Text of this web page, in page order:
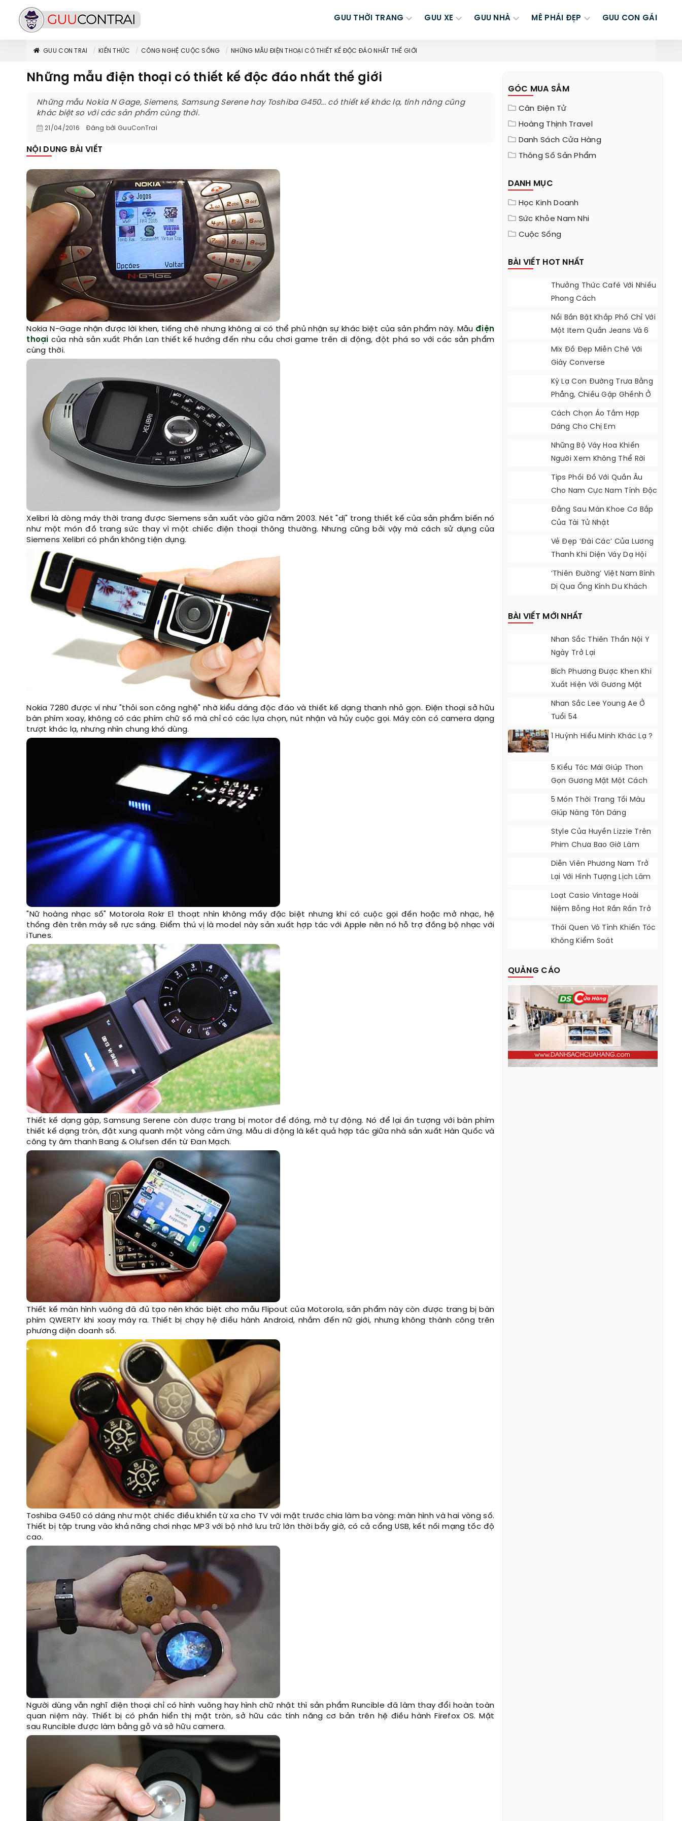
GUU THỜI TRANG GUU XE GUU NHÀ MÊ PHÁI ĐẸP GUU CON GÁI
GUU CON TRAI KIẾN THỨC CÔNG NGHỆ CUỘC SỐNG NHỮNG MẪU ĐIỆN THOẠI CÓ THIẾT KẾ ĐỘC ĐÁO NHẤT THẾ GIỚI
Những mẫu điện thoại có thiết kế độc đáo nhất thế giới
Những mẫu Nokia N Gage, Siemens, Samsung Serene hay Toshiba G450... có thiết kế khác lạ, tính năng cũng
khác biệt so với các sản phẩm cùng thời.
21/04/2016 Đăng bởi GuuConTrai
NỘI DUNG BÀI VIẾT
Nokia N-Gage nhận được lời khen, tiếng chê nhưng không ai có thể phủ nhận sự khác biệt của sản phẩm này. Mẫu điện
thoại của nhà sản xuất Phần Lan thiết kế hướng đến nhu cầu chơi game trên di động, đột phá so với các sản phẩm
cùng thời.
Xelibri là dòng máy thời trang được Siemens sản xuất vào giữa năm 2003. Nét "dị" trong thiết kế của sản phẩm biến nó
như một món đồ trang sức thay vì một chiếc điện thoại thông thường. Nhưng cũng bởi vậy mà cách sử dụng của
Siemens Xelibri có phần không tiện dụng.
Nokia 7280 được ví như "thỏi son công nghệ" nhờ kiểu dáng độc đáo và thiết kế dạng thanh nhỏ gọn. Điện thoại sở hữu
bàn phím xoay, không có các phím chữ số mà chỉ có các lựa chọn, nút nhận và hủy cuộc gọi. Máy còn có camera dạng
trượt khác lạ, nhưng nhìn chung khó dùng.
"Nữ hoàng nhạc số" Motorola Rokr E1 thoạt nhìn không mấy đặc biệt nhưng khi có cuộc gọi đến hoặc mở nhạc, hệ
thống đèn trên máy sẽ rực sáng. Điểm thú vị là model này sản xuất hợp tác với Apple nên nó hỗ trợ đồng bộ nhạc với
iTunes.
Thiết kế dạng gập, Samsung Serene còn được trang bị motor để đóng, mở tự động. Nó để lại ấn tượng với bàn phím
thiết kế dạng tròn, đặt xung quanh một vòng cảm ứng. Mẫu di động là kết quả hợp tác giữa nhà sản xuất Hàn Quốc và
công ty âm thanh Bang & Olufsen đến từ Đan Mạch.
Thiết kế màn hình vuông đã đủ tạo nên khác biệt cho mẫu Flipout của Motorola, sản phẩm này còn được trang bị bàn
phím QWERTY khi xoay máy ra. Thiết bị chạy hệ điều hành Android, nhắm đến nữ giới, nhưng không thành công trên
phương diện doanh số.
Toshiba G450 có dáng như một chiếc điều khiển từ xa cho TV với mặt trước chia làm ba vòng: màn hình và hai vòng số.
Thiết bị tập trung vào khả năng chơi nhạc MP3 với bộ nhớ lưu trữ lớn thời bấy giờ, có cả cổng USB, kết nối mạng tốc độ
cao.
Người dùng vẫn nghĩ điện thoại chỉ có hình vuông hay hình chữ nhật thì sản phẩm Runcible đã làm thay đổi hoàn toàn
quan niệm này. Thiết bị có phần hiển thị mặt tròn, sở hữu các tính năng cơ bản trên hệ điều hành Firefox OS. Mặt
sau Runcible được làm bằng gỗ và sở hữu camera.
GÓC MUA SẮM
Cân Điện Tử
Hoàng Thịnh Travel
Danh Sách Cửa Hàng
Thông Số Sản Phẩm
DANH MỤC
Học Kinh Doanh
Sức Khỏe Nam Nhi
Cuộc Sống
BÀI VIẾT HOT NHẤT
Thưởng Thức Café Với Nhiều
Phong Cách
Nổi Bần Bật Khắp Phố Chỉ Với
Một Item Quần Jeans Và 6
Tips Phối Đồ Mạnh Mẽ
Mix Đồ Đẹp Miễn Chê Với
Giày Converse
Kỳ Lạ Con Đường Trưa Bằng
Phẳng, Chiều Gập Ghềnh Ở
California
Cách Chọn Áo Tắm Hợp
Dáng Cho Chị Em
Những Bộ Váy Hoa Khiến
Người Xem Không Thể Rời
Mắt
Tips Phối Đồ Với Quần Âu
Cho Nam Cực Nam Tính Độc
Đáo
Đằng Sau Màn Khoe Cơ Bắp
Của Tài Tử Nhật
Vẻ Đẹp ‘đài Các’ Của Lương
Thanh Khi Diện Váy Dạ Hội
‘Thiên Đường’ Việt Nam Bình
Dị Qua Ống Kính Du Khách
BÀI VIẾT MỚI NHẤT
Nhan Sắc Thiên Thần Nội Y
Ngày Trở Lại
Bích Phương Được Khen Khi
Xuất Hiện Với Gương Mặt
Khác Lạ
Nhan Sắc Lee Young Ae Ở
Tuổi 54
1 Huỳnh Hiểu Minh Khác Lạ ?
5 Kiểu Tóc Mái Giúp Thon
Gọn Gương Mặt Một Cách
Tự Nhiên
5 Món Thời Trang Tối Màu
Giúp Nàng Tôn Dáng
Style Của Huyền Lizzie Trên
Phim Chưa Bao Giờ Làm
Khán Giả Thất Vọng
Diễn Viên Phương Nam Trở
Lại Với Hình Tượng Lịch Lãm
Loạt Casio Vintage Hoài
Niệm Bỗng Hot Rần Rần Trở
Lại
Thói Quen Vô Tình Khiến Tóc
Không Kiểm Soát
QUẢNG CÁO